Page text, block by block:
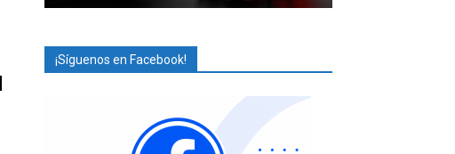
¡Síguenos en Facebook!